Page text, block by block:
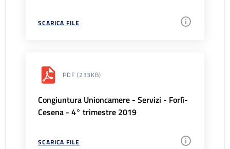
SCARICA FILE
PDF (233KB)
Congiuntura Unioncamere - Servizi - Forlì-
Cesena - 4° trimestre 2019
SCARICA FILE